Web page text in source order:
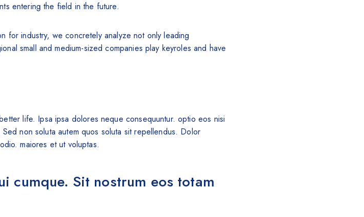
entering the field in the future.
for industry, we concretely analyze not only leading
small and medium-sized companies play keyroles and have
life. Ipsa ipsa dolores neque consequuntur. optio eos nisi
Sed non soluta autem quos soluta sit repellendus. Dolor
maiores et ut voluptas.
cumque. Sit nostrum eos totam